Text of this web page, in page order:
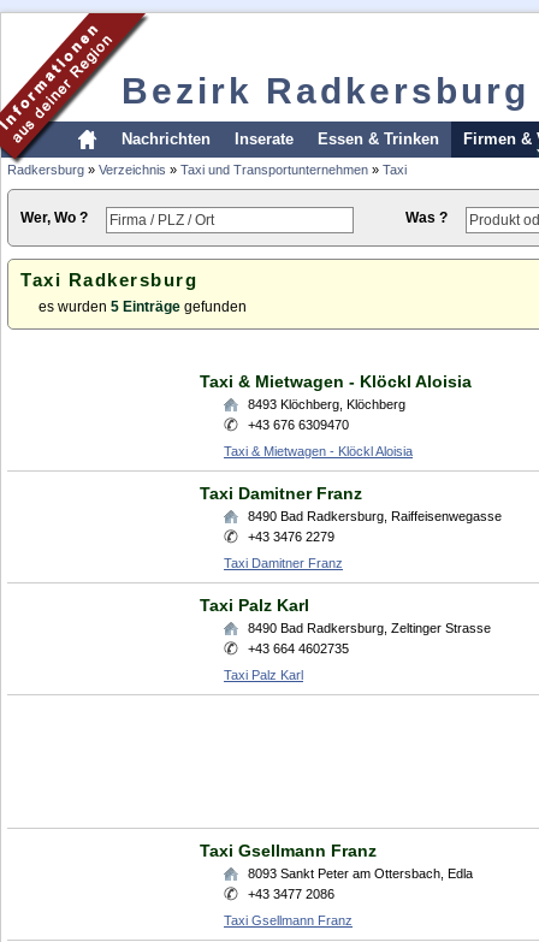
Bezirk Radkersburg
Nachrichten Inserate Essen & Trinken Firmen &
Radkersburg » Verzeichnis » Taxi und Transportunternehmen » Taxi
Wer, Wo ? Was ?
Taxi Radkersburg
es wurden 5 Einträge gefunden
Taxi & Mietwagen - Klöckl Aloisia
8493 Klöchberg Klöchberg
+43 676 6309470
Taxi & Mietwagen - Klöckl Aloisia
Taxi Damitner Franz
8490 Bad Radkersburg Raiffeisenwegasse
+43 3476 2279
Taxi Damitner Franz
Taxi Palz Karl
8490 Bad Radkersburg Zeltinger Strasse
+43 664 4602735
Taxi Palz Karl
Taxi Gsellmann Franz
8093 Sankt Peter am Ottersbach Edla
+43 3477 2086
Taxi Gsellmann Franz